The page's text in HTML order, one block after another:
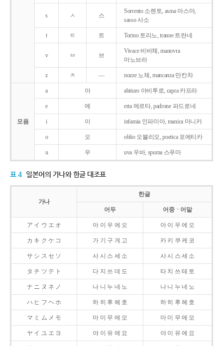
s ㅅ 스
Sorrento 소렌토, asma 아스마,
sasso 사소
t ㅌ 트 Torino 토리노, tranne 트란네
v ㅂ 브
Vivace 비바체, manovra
마노브라
z ㅊ ― nozze 노체, mancanza 만칸차
모음
a 아 abituro 아비투로, capra 카프라
e 에 erta 에르타, padrone 파드로네
i 이 infamia 인파미아, manica 마니카
o 오 oblio 오블리오, poetica 포에티카
u 우 uva 우바, spuma 스푸마
표 4 일본어의 가나와 한글 대조표
가나
한글
어두 어중ㆍ어말
ア イ ウ エ オ 아 이 우 에 오 아 이 우 에 오
カ キ ク ケ コ 가 기 구 게 고 카 키 쿠 케 코
サ シ ス セ ソ 사 시 스 세 소 사 시 스 세 소
タ チ ツ テ ト 다 지 쓰 데 도 타 치 쓰 테 토
ナ ニ ヌ ネ ノ 나 니 누 네 노 나 니 누 네 노
ハ ヒ フ ヘ ホ 하 히 후 헤 호 하 히 후 헤 호
マ ミ ム メ モ 마 미 무 메 모 마 미 무 메 모
ヤ イ ユ エ ヨ 야 이 유 에 요 야 이 유 에 요